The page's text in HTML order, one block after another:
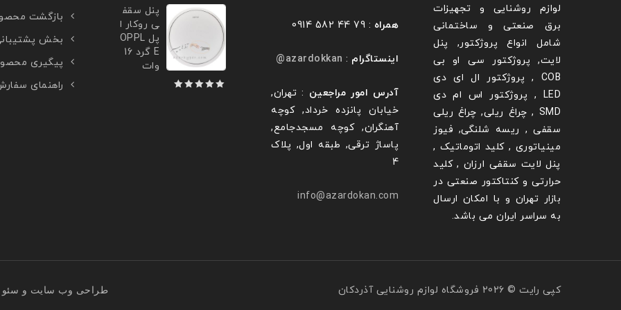
لوازم روشنایی و تجهیزات
برق صنعتی و ساختمانی
شامل انواع پروژکتور, پنل
لایت, پروژکتور سی او بی
COB , پروژکتور ال ای دی
LED , پروژکتور اس ام دی
SMD , چراغ ریلی, چراغ ریلی
سقفی , ریسه شلنگی, فیوز
مینیاتوری , کلید اتوماتیک ,
پنل لایت سقفی ارزان , کلید
حرارتی و کنتاکتور صنعتی در
بازار تهران و با امکان ارسال
به سراسر ایران می باشد.
همراه : 79 44 582 0914
اینستاگرام :
azardokkan@
آدرس امور مراجعین : تهران,
خیابان پانزده خرداد, کوچه
آهنگران, کوچه مسجدجامع,
پاساژ ترقی, طبقه اول, پلاک
4
info@azardokan.com
پنل سقف
ی روکار ا
پل OPPL
E گرد 16
وات
بازگشت
بخش
پیگیری
راهنمای
کپی رایت © 2026 فروشگاه لوازم روشنایی آذردکان طراحی وب سایت و